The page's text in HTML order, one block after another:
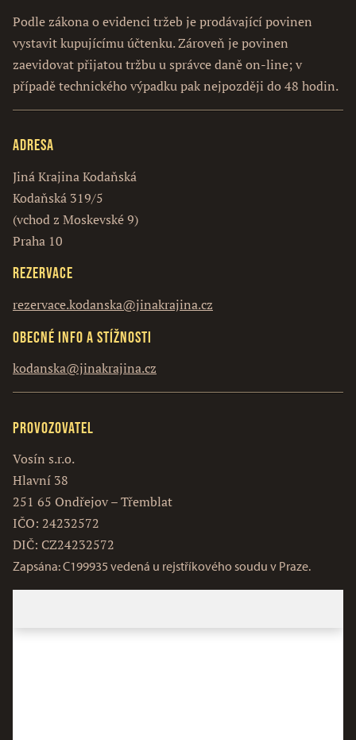
Podle zákona o evidenci tržeb je prodávající povinen
vystavit kupujícímu účtenku. Zároveň je povinen
zaevidovat přijatou tržbu u správce daně on-line; v
případě technického výpadku pak nejpozději do 48 hodin.
Adresa
Jiná Krajina Kodaňská
Kodaňská 319/5
(vchod z Moskevské 9)
Praha 10
Rezervace
rezervace.kodanska@jinakrajina.cz
Obecné info a stížnosti
kodanska@jinakrajina.cz
Provozovatel
Vosín s.r.o.
Hlavní 38
251 65 Ondřejov – Třemblat
IČO: 24232572
DIČ: CZ24232572
Zapsána: C199935 vedená u rejstříkového soudu v Praze.